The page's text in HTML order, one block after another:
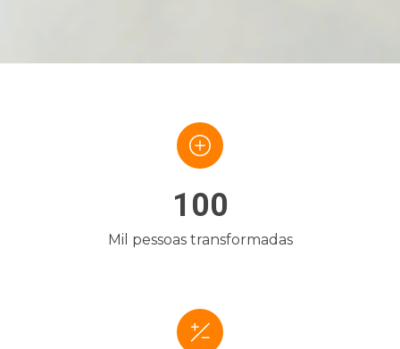
100
Mil pessoas transformadas